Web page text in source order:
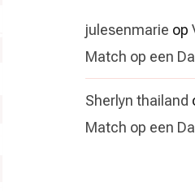
julesenmarie op
Match op een
Sherlyn thailand
Match op een